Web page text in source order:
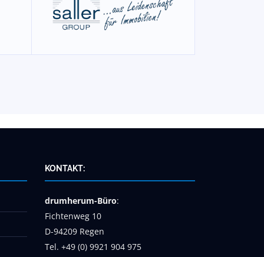
KONTAKT:
drumherum-Büro:
Fichtenweg 10
D-94209 Regen
Tel. +49 (0) 9921 904 975